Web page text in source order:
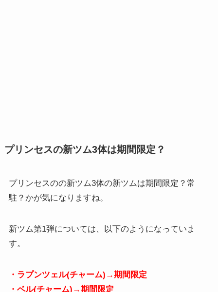
プリンセスの新ツム3体は期間限定？
プリンセスのの新ツム3体の新ツムは期間限定？常
駐？かが気になりますね。
新ツム第1弾については、以下のようになっていま
す。
・ラプンツェル(チャーム)→期間限定
・ベル(チャーム)→期間限定